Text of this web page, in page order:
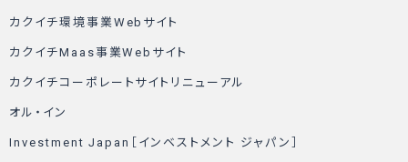
カクイチ環境事業Webサイト
カクイチMaas事業Webサイト
カクイチコーポレートサイトリニューアル
オル・イン
Investment Japan［インベストメント ジャパン］